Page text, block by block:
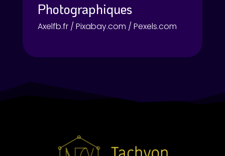
Photographiques
Axelfb.fr / Pixabay.com / Pexels.com